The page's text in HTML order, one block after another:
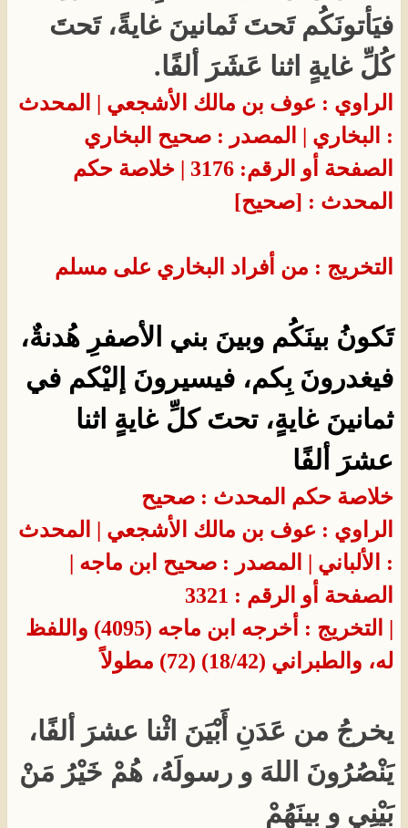
فيَأتونَكُم تَحتَ ثَمانينَ غايةً، تَحتَ
كُلِّ غايةٍ اثنا عَشَرَ ألفًا.
الراوي : عوف بن مالك الأشجعي | المحدث
: البخاري | المصدر : صحيح البخاري
الصفحة أو الرقم: 3176 | خلاصة حكم
المحدث : [صحيح]
التخريج : من أفراد البخاري على مسلم
تَكونُ بينَكُم وبينَ بني الأصفرِ هُدنةٌ،
فيغدرونَ بِكم، فيسيرونَ إليْكم في
ثمانينَ غايةٍ، تحتَ كلِّ غايةٍ اثنا
عشرَ ألفًا
خلاصة حكم المحدث : صحيح
الراوي : عوف بن مالك الأشجعي | المحدث
: الألباني | المصدر : صحيح ابن ماجه |
الصفحة أو الرقم : 3321
| التخريج : أخرجه ابن ماجه (4095) واللفظ
له، والطبراني (18/42) (72) مطولاً​
يخرجُ من عَدَنِ أَبْيَنَ اثْنا عشرَ ألفًا،
يَنْصُرُونَ اللهَ و رسولَهُ، هُمْ خَيْرُ مَنْ
بَيْنِي و بينَهُمْ